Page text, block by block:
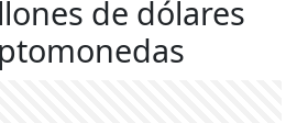
de dólares